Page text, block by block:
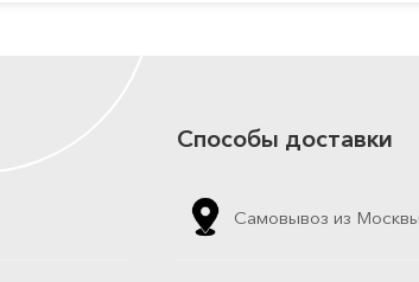
Способы доставки
Самовывоз из